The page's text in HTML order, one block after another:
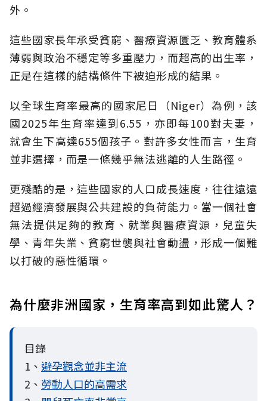
外。
這些國家長年承受貧窮、醫療資源匱乏、教育體系
薄弱與政治不穩定等多重壓力，而超高的出生率，
正是在這樣的結構條件下被迫形成的結果。
以全球生育率最高的國家尼日（Niger）為例，該
國2025年生育率達到6.55，亦即每100對夫妻，
就會生下高達655個孩子。對許多女性而言，生育
並非選擇，而是一條幾乎無法逃離的人生路徑。
更殘酷的是，這些國家的人口成長速度，往往遠遠
超過經濟發展與公共建設的負荷能力。當一個社會
無法提供足夠的教育、就業與醫療資源，兒童失
學、青年失業、貧窮世襲與社會動盪，形成一個難
以打破的惡性循環。
為什麼非洲國家，生育率高到如此驚人？
目錄
1、 避孕觀念並非主流
2、 勞動人口的高需求